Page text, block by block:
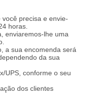
precisa e envie-
horas.
enviaremos-lhe uma
a sua encomenda será
da sua
UPS, conforme o seu
dos clientes